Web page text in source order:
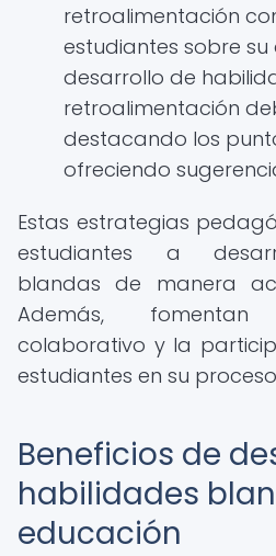
retroalimentación
estudiantes sobre
desarrollo de
retroalimentación
destacando los
ofreciendo
Estas estrategias
estudiantes a
blandas de manera
Además,
colaborativo y la
estudiantes en su
Beneficios de
habilidades
educación